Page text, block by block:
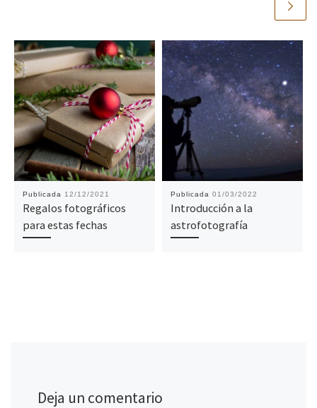
Publicada 12/12/2021
Regalos fotográficos
para estas fechas
Publicada 01/03/2022
Introducción a la
astrofotografía
Deja un comentario